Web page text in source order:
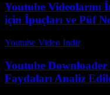
Youtube Videolarını
için İpuçları ve Püf
Youtube Video İndir-
Youtube Downloader
Faydaları Analiz